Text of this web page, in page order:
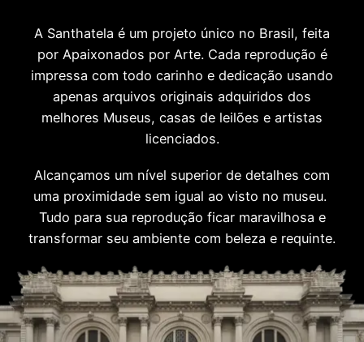
A Santhatela é um projeto único no Brasil, feita
por Apaixonados por Arte. Cada reprodução é
impressa com todo carinho e dedicação usando
apenas arquivos originais adquiridos dos
melhores Museus, casas de leilões e artistas
licenciados.
Alcançamos um nível superior de detalhes com
uma proximidade sem igual ao visto no museu.
Tudo para sua reprodução ficar maravilhosa e
transformar seu ambiente com beleza e requinte.